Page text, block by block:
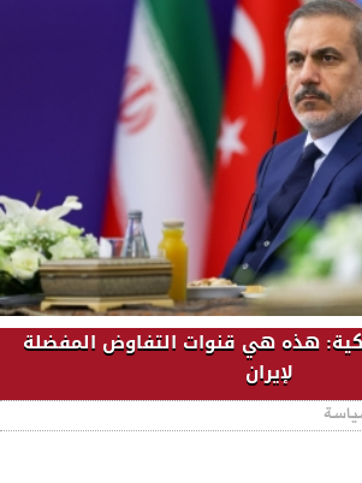
هذه هي قنوات التفاوض المفضلة
لإيران